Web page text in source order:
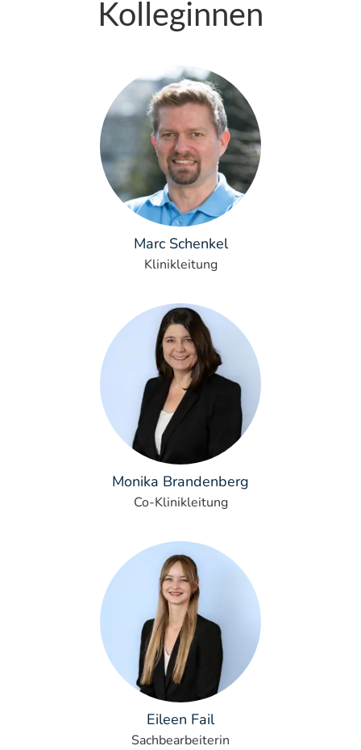
Kolleginnen
Marc Schenkel
Klinikleitung
Monika Brandenberg
Co-Klinikleitung
Eileen Fail
Sachbearbeiterin